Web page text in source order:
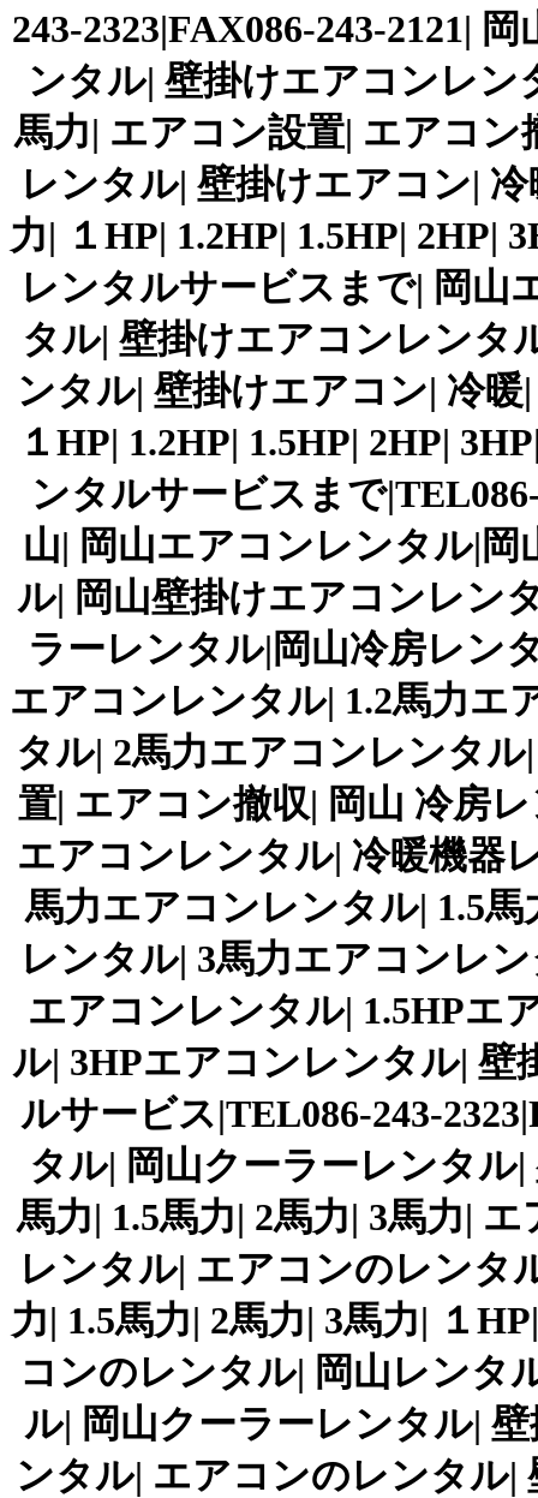
243-2323|FAX086-243-2121|
ンタル| 壁掛けエアコンレン
馬力| エアコン設置| エアコ
レンタル| 壁掛けエアコン| 冷
力| １HP| 1.2HP| 1.5HP| 2HP|
レンタルサービスまで| 岡山
タル| 壁掛けエアコンレンタ
ンタル| 壁掛けエアコン| 冷暖
１HP| 1.2HP| 1.5HP| 2HP|
ンタルサービスまで
山| 岡山エアコンレンタル|
ル| 岡山壁掛けエアコンレン
ラーレンタル|岡山冷房レン
エアコンレンタル| 1.2馬力エ
タル| 2馬力エアコンレンタ
置| エアコン撤収| 岡山 冷房
エアコンレンタル| 冷暖機器
馬力エアコンレンタル| 1.5
レンタル| 3馬力エアコンレ
エアコンレンタル| 1.5HPエ
ル| 3HPエアコンレンタル|
ルサービス|TEL086-243-
タル| 岡山クーラーレンタル
馬力| 1.5馬力| 2馬力| 3馬力|
レンタル| エアコンのレンタ
力| 1.5馬力| 2馬力| 3馬力| １
コンのレンタル| 岡山レンタ
ル| 岡山クーラーレンタル|
ンタル| エアコンのレンタル|